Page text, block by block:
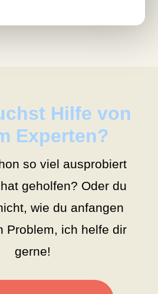
Hilfe von
Experten?
so viel ausprobiert
geholfen? Oder du
wie du anfangen
Problem, ich helfe dir
gerne!